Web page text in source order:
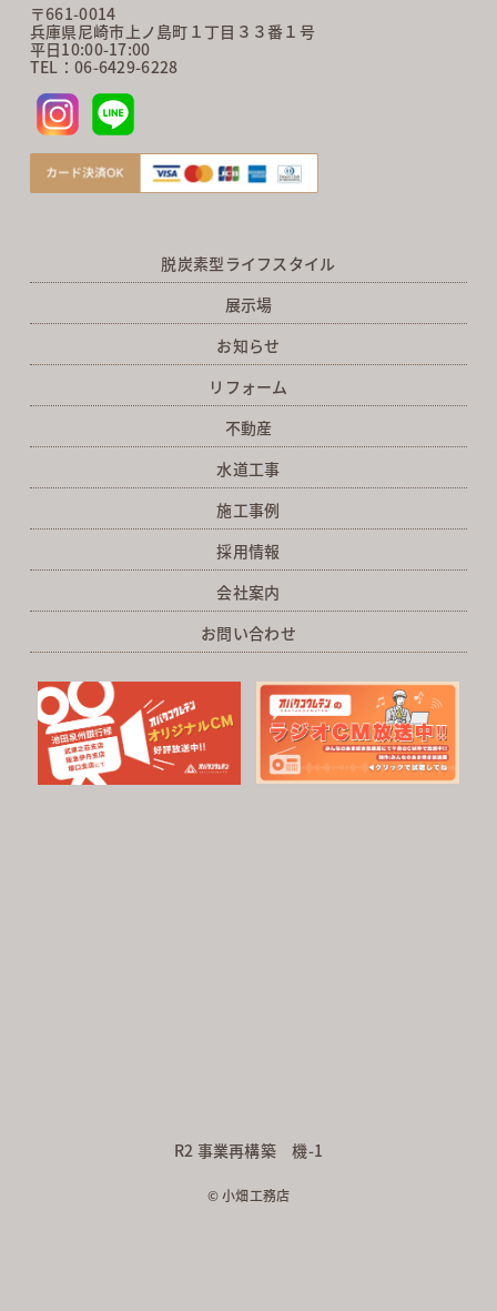
〒661-0014
兵庫県尼崎市上ノ島町１丁目３３番１号
平日10:00-17:00
TEL：06-6429-6228
脱炭素型ライフスタイル
展示場
お知らせ
リフォーム
不動産
水道工事
施工事例
採用情報
会社案内
お問い合わせ
R2 事業再構築 機-1
© 小畑工務店